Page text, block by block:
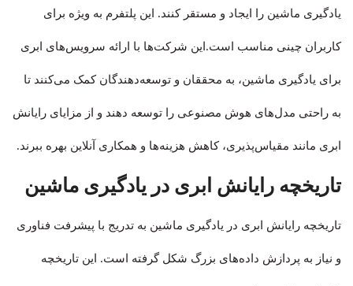
یادگیری ماشین را ایجاد و مستقر کنند. این پلتفرم به ویژه برای
کاربران چینی مناسب است.این شرکت‌ها با ارائه سرویس‌های ابری
برای یادگیری ماشین، به محققان و توسعه‌دهندگان کمک می‌کنند تا
به راحتی مدل‌های هوش مصنوعی را توسعه دهند و از مزایای رایانش
ابری مانند مقیاس‌پذیری، کاهش هزینه‌ها و همکاری آنلاین بهره ببرند.
تاریخچه رایانش ابری در یادگیری ماشین
تاریخچه رایانش ابری در یادگیری ماشین به تدریج با پیشرفت فناوری
و نیاز به پردازش داده‌های بزرگ شکل گرفته است. این تاریخچه